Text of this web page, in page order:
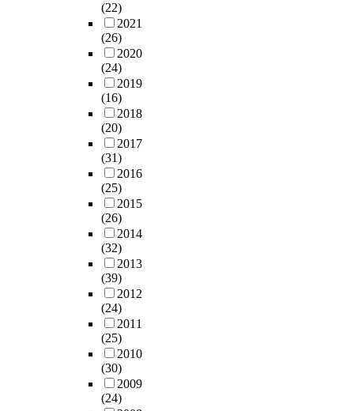
(22)
2021
(26)
2020
(24)
2019
(16)
2018
(20)
2017
(31)
2016
(25)
2015
(26)
2014
(32)
2013
(39)
2012
(24)
2011
(25)
2010
(30)
2009
(24)